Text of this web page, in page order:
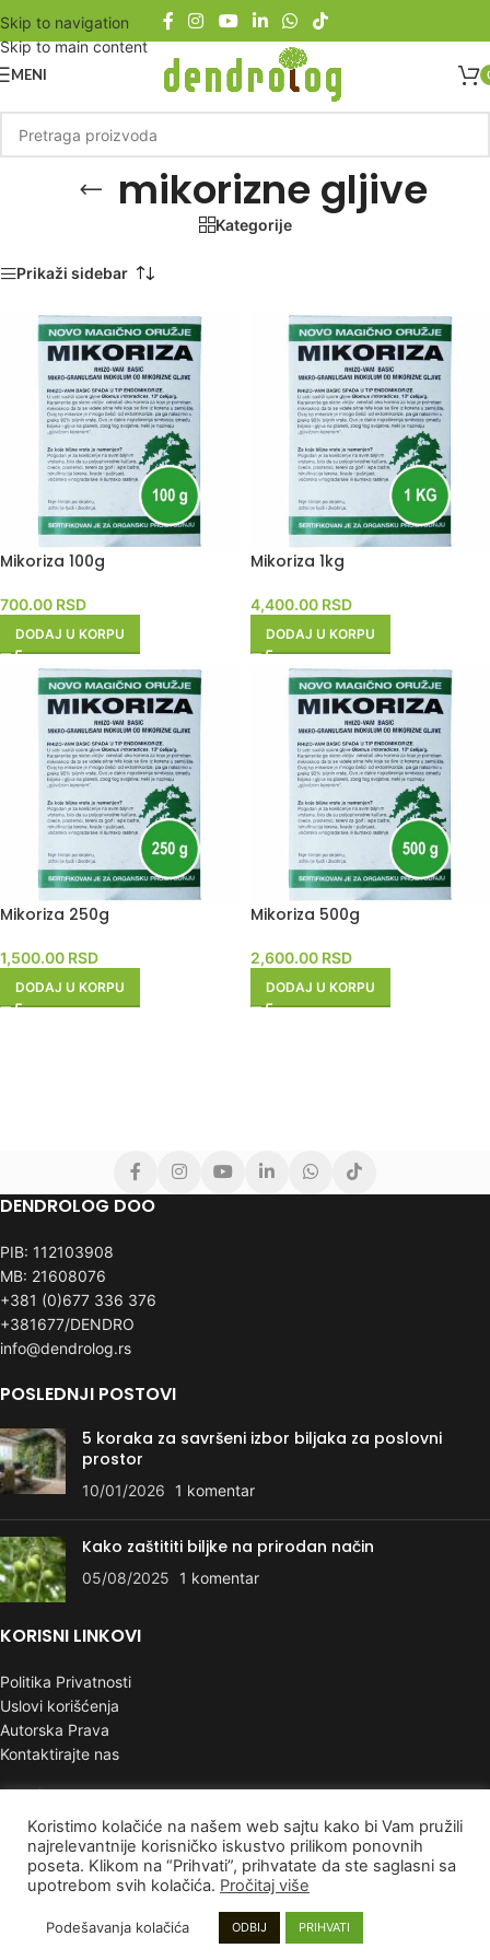
Skip to navigation
Skip to main content
MENI
mikorizne gljive
Kategorije
Prikaži sidebar
Mikoriza 100g
700.00 RSD
DODAJ U KORPU
Mikoriza 1kg
4,400.00 RSD
DODAJ U KORPU
Mikoriza 250g
1,500.00 RSD
DODAJ U KORPU
Mikoriza 500g
2,600.00 RSD
DODAJ U KORPU
DENDROLOG DOO
PIB: 112103908
MB: 21608076
+381 (0)677 336 376
+381677/DENDRO
info@dendrolog.rs
POSLEDNJI POSTOVI
5 koraka za savršeni izbor biljaka za poslovni
prostor
10/01/2026 1 komentar
Kako zaštititi biljke na prirodan način
05/08/2025 1 komentar
KORISNI LINKOVI
Politika Privatnosti
Uslovi korišćenja
Autorska Prava
Kontaktirajte nas
Poručivanje i Plaćanje
Rokovi isporuke
Garancija
Reklamacije
Koristimo kolačiće na našem web sajtu kako bi Vam pružili
najrelevantnije korisničko iskustvo prilikom ponovnih
poseta. Klikom na “Prihvati”, prihvatate da ste saglasni sa
upotrebom svih kolačića. Pročitaj više
Podešavanja kolačića ODBIJ PRIHVATI